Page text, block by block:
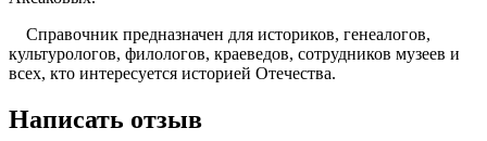
Справочник предназначен для историков, генеалогов,
культурологов, филологов, краеведов, сотрудников музеев и
всех, кто интересуется историей Отечества.
Написать отзыв